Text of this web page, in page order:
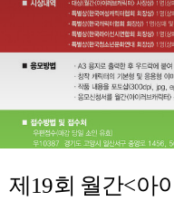
제19회 월간<아